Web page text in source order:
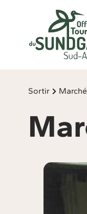
Sortir